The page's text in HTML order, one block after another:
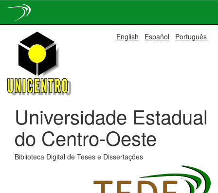
navigation
English Español Português
Universidade Estadual
do Centro-Oeste
Biblioteca Digital de Teses e Dissertações